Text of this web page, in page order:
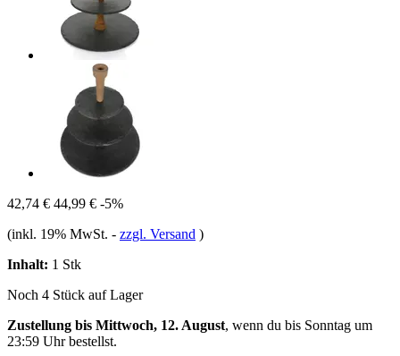
42,74 € 44,99 € -5%
(inkl. 19% MwSt. - zzgl. Versand )
Inhalt: 1 Stk
Noch 4 Stück auf Lager
Zustellung bis Mittwoch, 12. August, wenn du bis Sonntag um
23:59 Uhrbestellst.